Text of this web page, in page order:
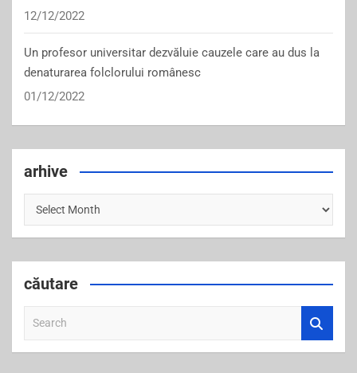
12/12/2022
Un profesor universitar dezvăluie cauzele care au dus la
denaturarea folclorului românesc
01/12/2022
arhive
arhive
căutare
a